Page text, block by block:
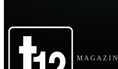
MAGAZIN